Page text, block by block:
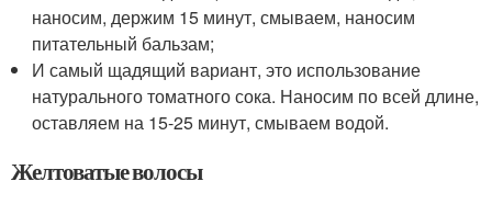
наносим, держим 15 минут, смываем, наносим
питательный бальзам;
И самый щадящий вариант, это использование
натурального томатного сока. Наносим по всей длине,
оставляем на 15-25 минут, смываем водой.
Желтоватые волосы